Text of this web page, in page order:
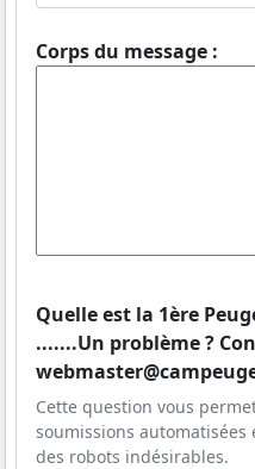
Corps du message :
Quelle est la 1ère
.......Un problème ?
Cette question vous
soumissions
des robots indésirables.